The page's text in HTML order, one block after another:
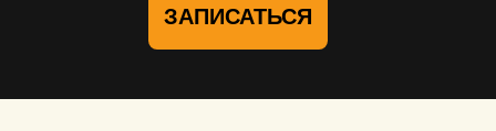
ЗАПИСАТЬСЯ